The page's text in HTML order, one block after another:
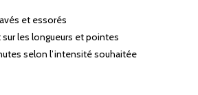
et essorés
les longueurs et pointes
selon l’intensité souhaitée